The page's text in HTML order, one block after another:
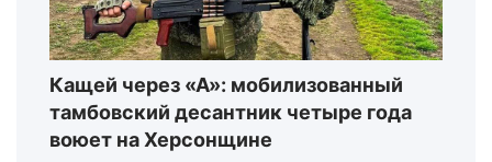
Кащей через «А»: мобилизованный
тамбовский десантник четыре года
воюет на Херсонщине